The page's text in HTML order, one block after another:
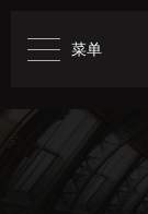
菜单